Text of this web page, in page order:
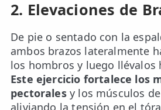
2. Elevaciones de
De pie o sentado con la
ambos brazos lateralmente
los hombros y luego llévalos
Este ejercicio fortalece los
pectoralesy los músculos
aliviando la tensión en el